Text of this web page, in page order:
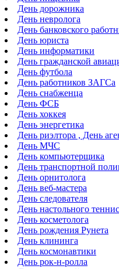
День дорожника
День невролога
День банковского
День юриста
День информатики
День гражданской
День футбола
День работников ЗАГСа
День снабженца
День ФСБ
День хоккея
День энергетика
День риэлтора , День
День МЧС
День компьютерщика
День транспортной
День орнитолога
День веб-мастера
День следователя
День настольного
День косметолога
День рождения Рунета
День клининга
День космонавтики
День рок-н-ролла